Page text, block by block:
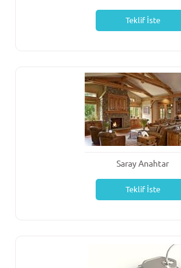
Teklif İste
Saray Anahtar
Teklif İste